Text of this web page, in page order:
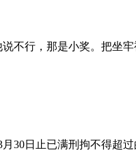
不行，那是小奖。把坐
30日止已满刑拘不得